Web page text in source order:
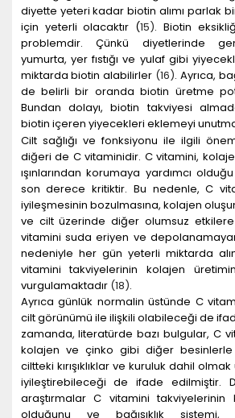
diyette yeteri kadar biotin alımı parlak
için yeterli olacaktır (15). Biotin
problemdir. Çünkü diyetlerinde
yumurta, yer fıstığı ve yulaf gibi
miktarda biotin alabilirler (16). Ayrıca,
de belirli bir oranda biotin üretme
Bundan dolayı, biotin takviyesi
biotin içeren yiyecekleri eklemeyi
Cilt sağlığı ve fonksiyonu ile ilgili
diğeri de C vitaminidir. C vitamini,
ışınlarından korumaya yardımcı
son derece kritiktir. Bu nedenle, C
iyileşmesinin bozulmasına, kolajen
ve cilt üzerinde diğer olumsuz
vitamini suda eriyen ve
nedeniyle her gün yeterli miktarda
vitamini takviyelerinin kolajen
vurgulamaktadır (18).
Ayrıca günlük normalin üstünde C
cilt görünümü ile ilişkili olabileceği de
zamanda, literatürde bazı bulgular, C
kolajen ve çinko gibi diğer besinlerle
ciltteki kırışıklıklar ve kuruluk dahil
iyileştirebileceği de ifade edilmiştir.
araştırmalar C vitamini takviyelerinin
olduğunu ve bağışıklık